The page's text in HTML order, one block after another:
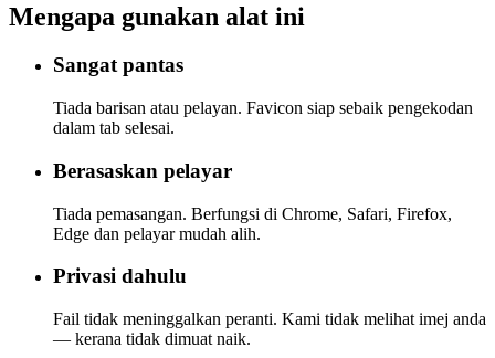
Mengapa gunakan alat ini
Sangat pantas
Tiada barisan atau pelayan. Favicon siap sebaik pengekodan
dalam tab selesai.
Berasaskan pelayar
Tiada pemasangan. Berfungsi di Chrome, Safari, Firefox,
Edge dan pelayar mudah alih.
Privasi dahulu
Fail tidak meninggalkan peranti. Kami tidak melihat imej anda
— kerana tidak dimuat naik.